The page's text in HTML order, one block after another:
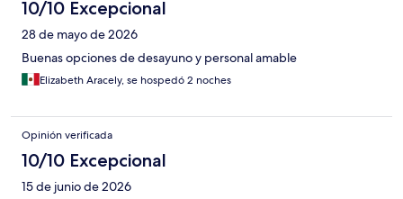
10/10 Excepcional
28 de mayo de 2026
Buenas opciones de desayuno y personal amable
Elizabeth Aracely, se hospedó 2 noches
Opinión verificada
10/10 Excepcional
15 de junio de 2026